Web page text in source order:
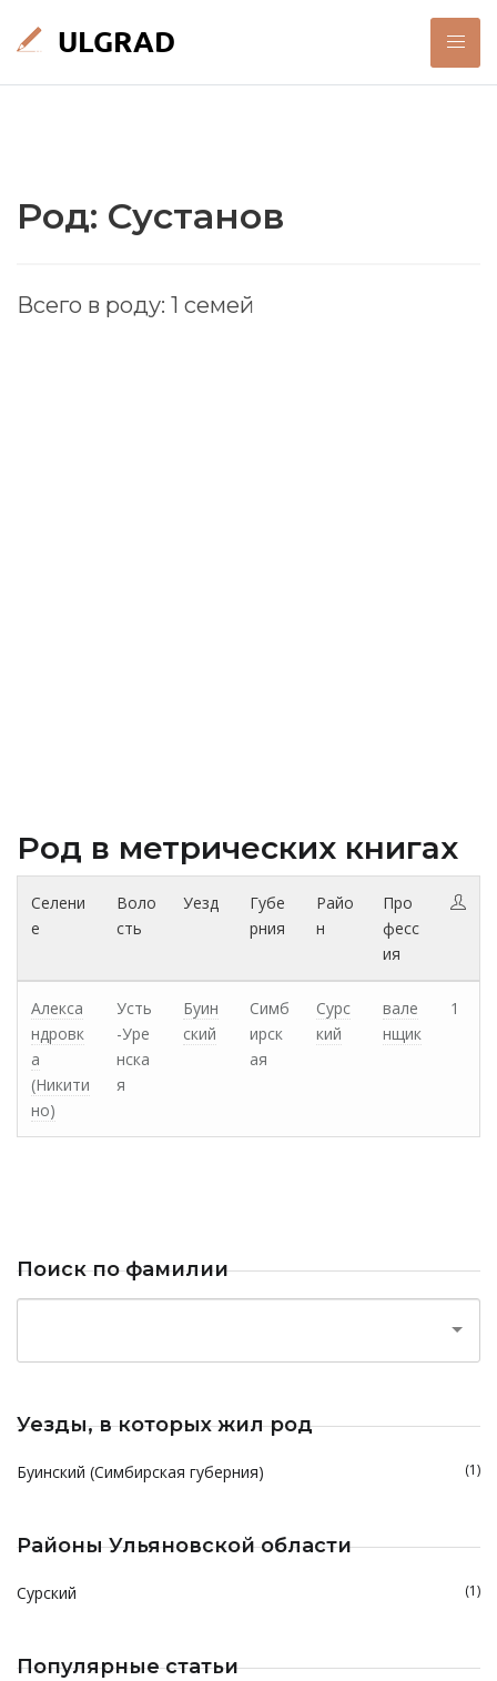
Род: Сустанов
Всего в роду: 1 семей
Род в метрических книгах
Селени
е
Воло
сть
Уезд
Губе
рния
Райо
н
Про
фесс
ия
Алекса
ндровк
а
(Никити
но)
Усть
-Уре
нска
я
Буин
ский
Симб
ирск
ая
Сурс
кий
вале
нщик
1
Поиск по фамилии
Уезды, в которых жил род
Буинский (Симбирская губерния) (1)
Районы Ульяновской области
Сурский (1)
Популярные статьи